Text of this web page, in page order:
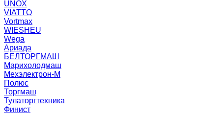
UNOX
VIATTO
Vortmax
WIESHEU
Wega
Ариада
БЕЛТОРГМАШ
Марихолодмаш
Мехэлектрон-М
Полюс
Торгмаш
Тулаторгтехника
Финист